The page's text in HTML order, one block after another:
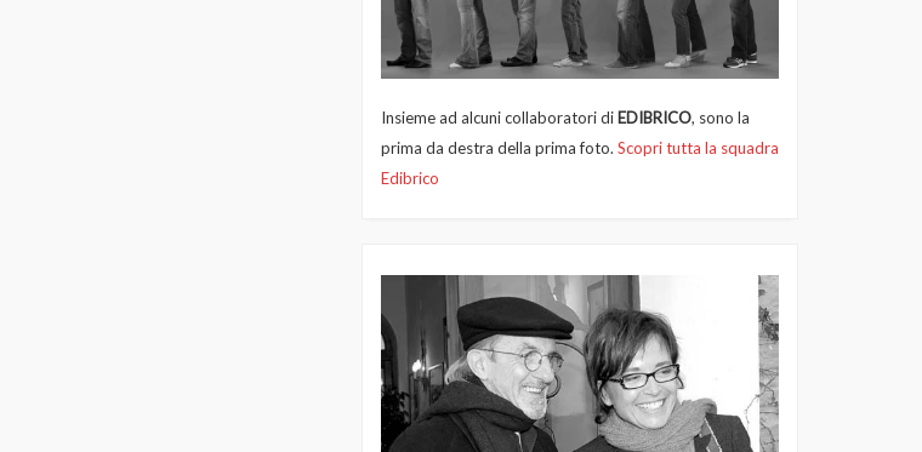
Insieme ad alcuni collaboratori di EDIBRICO, sono la
prima da destra della prima foto. Scopri tutta la squadra
Edibrico